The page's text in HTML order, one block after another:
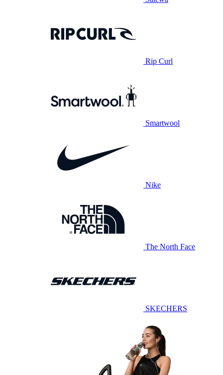
Rip Curl
Smartwool
Nike
The North Face
SKECHERS